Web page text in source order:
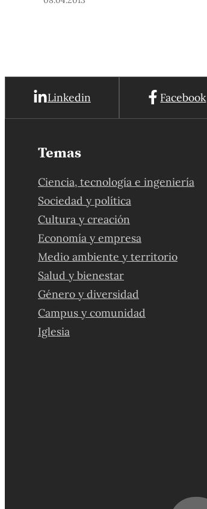
Linkedin Facebook
Temas
Ciencia, tecnología e ingeniería
Sociedad y política
Cultura y creación
Economía y empresa
Medio ambiente y territorio
Salud y bienestar
Género y diversidad
Campus y comunidad
Iglesia